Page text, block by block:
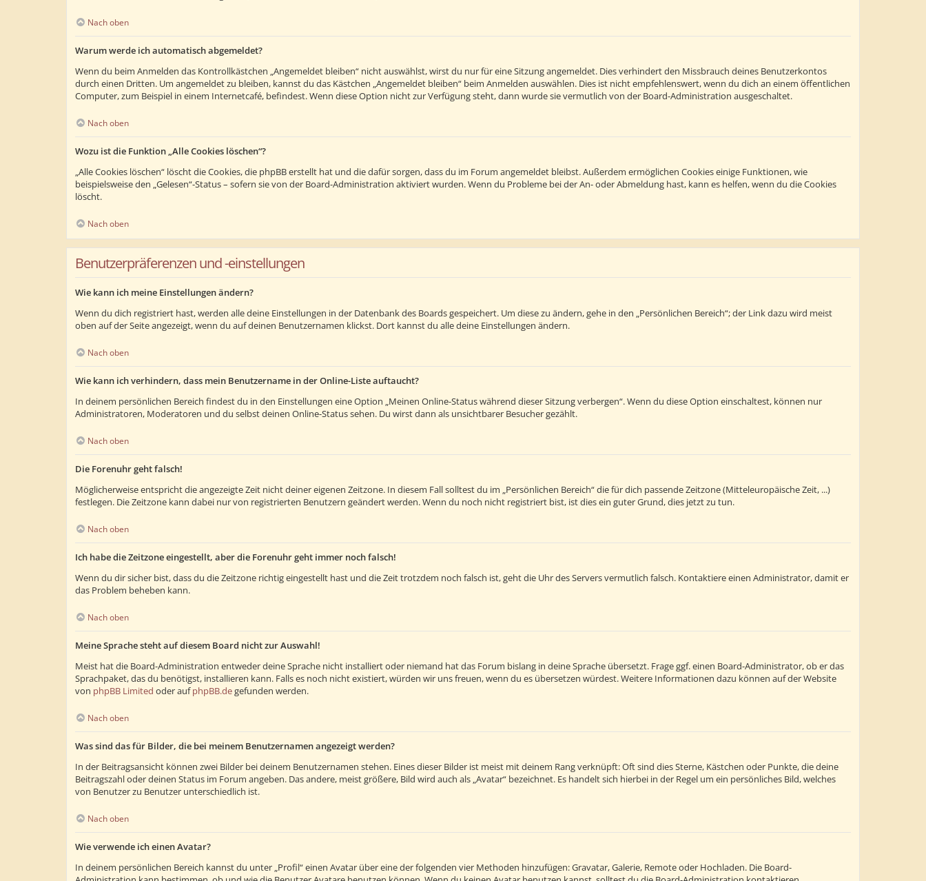
Nach oben
Warum werde ich automatisch abgemeldet?
Wenn du beim Anmelden das Kontrollkästchen „Angemeldet bleiben“ nicht auswählst, wirst du nur für eine Sitzung angemeldet. Dies verhindert den Missbrauch deines Benutzerkontos
durch einen Dritten. Um angemeldet zu bleiben, kannst du das Kästchen „Angemeldet bleiben“ beim Anmelden auswählen. Dies ist nicht empfehlenswert, wenn du dich an einem öffentlichen
Computer, zum Beispiel in einem Internetcafé, befindest. Wenn diese Option nicht zur Verfügung steht, dann wurde sie vermutlich von der Board-Administration ausgeschaltet.
Nach oben
Wozu ist die Funktion „Alle Cookies löschen“?
„Alle Cookies löschen“ löscht die Cookies, die phpBB erstellt hat und die dafür sorgen, dass du im Forum angemeldet bleibst. Außerdem ermöglichen Cookies einige Funktionen, wie
beispielsweise den „Gelesen“-Status – sofern sie von der Board-Administration aktiviert wurden. Wenn du Probleme bei der An- oder Abmeldung hast, kann es helfen, wenn du die Cookies
löscht.
Nach oben
Benutzerpräferenzen und -einstellungen
Wie kann ich meine Einstellungen ändern?
Wenn du dich registriert hast, werden alle deine Einstellungen in der Datenbank des Boards gespeichert. Um diese zu ändern, gehe in den „Persönlichen Bereich“; der Link dazu wird meist
oben auf der Seite angezeigt, wenn du auf deinen Benutzernamen klickst. Dort kannst du alle deine Einstellungen ändern.
Nach oben
Wie kann ich verhindern, dass mein Benutzername in der Online-Liste auftaucht?
In deinem persönlichen Bereich findest du in den Einstellungen eine Option „Meinen Online-Status während dieser Sitzung verbergen“. Wenn du diese Option einschaltest, können nur
Administratoren, Moderatoren und du selbst deinen Online-Status sehen. Du wirst dann als unsichtbarer Besucher gezählt.
Nach oben
Die Forenuhr geht falsch!
Möglicherweise entspricht die angezeigte Zeit nicht deiner eigenen Zeitzone. In diesem Fall solltest du im „Persönlichen Bereich“ die für dich passende Zeitzone (Mitteleuropäische Zeit, ...)
festlegen. Die Zeitzone kann dabei nur von registrierten Benutzern geändert werden. Wenn du noch nicht registriert bist, ist dies ein guter Grund, dies jetzt zu tun.
Nach oben
Ich habe die Zeitzone eingestellt, aber die Forenuhr geht immer noch falsch!
Wenn du dir sicher bist, dass du die Zeitzone richtig eingestellt hast und die Zeit trotzdem noch falsch ist, geht die Uhr des Servers vermutlich falsch. Kontaktiere einen Administrator, damit er
das Problem beheben kann.
Nach oben
Meine Sprache steht auf diesem Board nicht zur Auswahl!
Meist hat die Board-Administration entweder deine Sprache nicht installiert oder niemand hat das Forum bislang in deine Sprache übersetzt. Frage ggf. einen Board-Administrator, ob er das
Sprachpaket, das du benötigst, installieren kann. Falls es noch nicht existiert, würden wir uns freuen, wenn du es übersetzen würdest. Weitere Informationen dazu können auf der Website
von phpBB Limited oder aufphpBB.degefunden werden.
Nach oben
Was sind das für Bilder, die bei meinem Benutzernamen angezeigt werden?
In der Beitragsansicht können zwei Bilder bei deinem Benutzernamen stehen. Eines dieser Bilder ist meist mit deinem Rang verknüpft: Oft sind dies Sterne, Kästchen oder Punkte, die deine
Beitragszahl oder deinen Status im Forum angeben. Das andere, meist größere, Bild wird auch als „Avatar“ bezeichnet. Es handelt sich hierbei in der Regel um ein persönliches Bild, welches
von Benutzer zu Benutzer unterschiedlich ist.
Nach oben
Wie verwende ich einen Avatar?
In deinem persönlichen Bereich kannst du unter „Profil“ einen Avatar über eine der folgenden vier Methoden hinzufügen: Gravatar, Galerie, Remote oder Hochladen. Die Board-